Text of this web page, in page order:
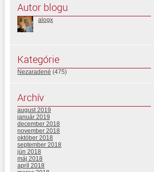
Autor blogu
alogx
Kategórie
Nezaradené (475)
Archív
august 2019
január 2019
december 2018
november 2018
október 2018
september 2018
jún 2018
máj 2018
apríl 2018